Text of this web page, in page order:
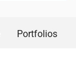
Portfolios